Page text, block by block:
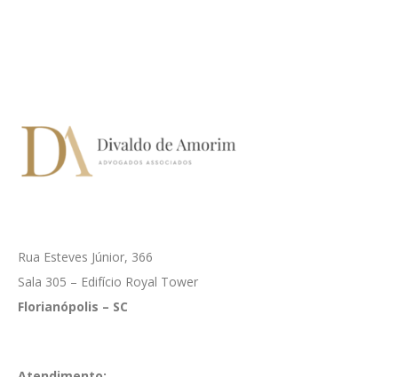
Rua Esteves Júnior, 366
Sala 305 – Edifício Royal Tower
Florianópolis – SC